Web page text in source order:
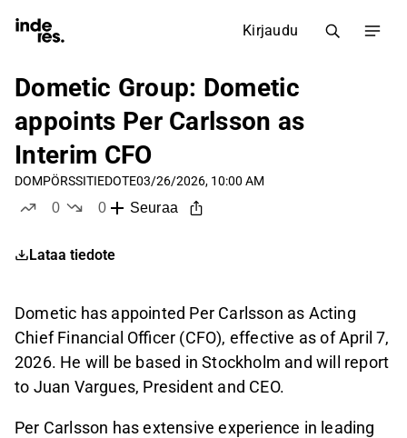
Kirjaudu
Dometic Group: Dometic
appoints Per Carlsson as
Interim CFO
DOMPÖRSSITIEDOTE03/26/2026, 10:00 AM
0
0
Seuraa
Lataa tiedote
Dometic has appointed Per Carlsson as Acting
Chief Financial Officer (CFO), effective as of April 7,
2026. He will be based in Stockholm and will report
to Juan Vargues, President and CEO.
Per Carlsson has extensive experience in leading